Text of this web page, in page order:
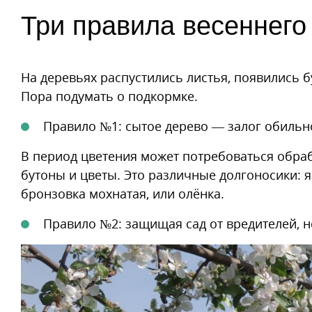
Три правила
На деревьях распустились листья,
Пора подумать о подкормке.
Правило №1: сытое дерево — залог
В период цветения может потребоваться
бутоны и цветы. Это различные
бронзовка мохнатая, или олёнка.
Правило №2: защищая сад от вредителей,